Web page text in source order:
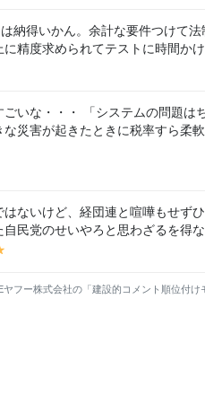
納得いかん。余計な要件つけて
精度求められてテストに時間かけ
いな・・・ 「システムの問題は
災害が起きたときに税率すら柔
ないけど、経団連と喧嘩もせず
民党のせいやろと思わざるを得な
フー株式会社の「建設的コメント順位付け